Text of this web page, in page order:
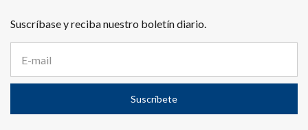
Suscríbase y reciba nuestro boletín diario.
r
e
c
Suscríbete